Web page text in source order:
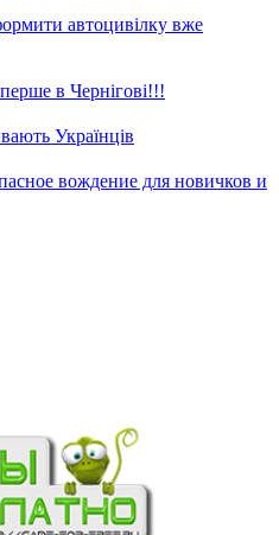
автоцивілку вже
в Чернігові!!!
Українців
вождение для новичков и